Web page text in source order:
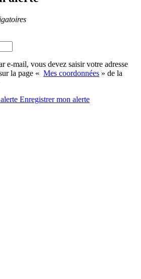
e-mail, vous devez saisir votre adresse
la page « Mes coordonnées » de la
Enregistrermon alerte